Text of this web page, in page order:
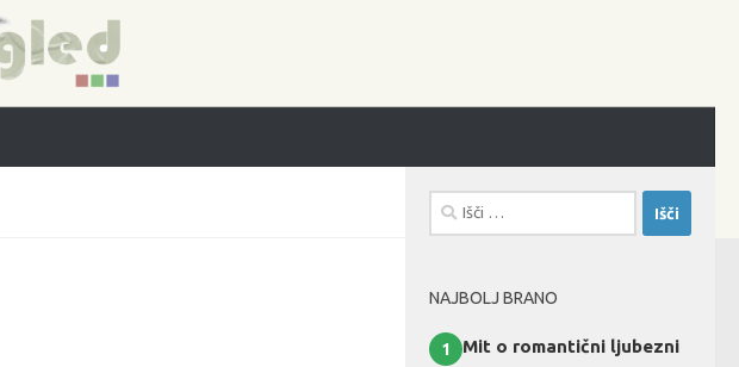
Išči:
NAJBOLJ BRANO
1 Mit o romantični ljubezni